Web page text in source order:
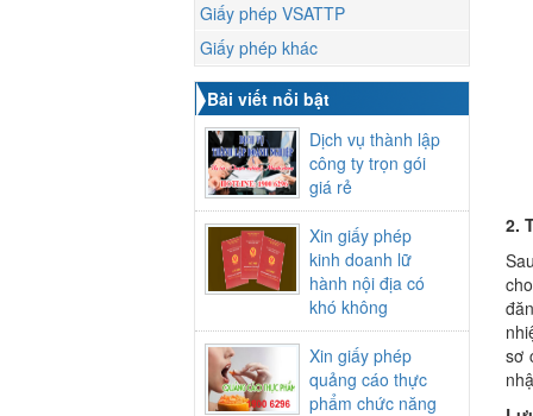
Giấy phép VSATTP
Giấy phép khác
Bài viết nổi bật
Dịch vụ thành lập
công ty trọn gói
giá rẻ
Xin giấy phép
kinh doanh lữ
hành nội địa có
khó không
Xin giấy phép
quảng cáo thực
phẩm chức năng
2.
sơ